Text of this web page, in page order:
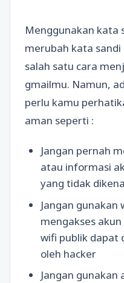
Menggunakan kata
merubah kata
salah satu cara
gmailmu. Namun,
perlu kamu
aman seperti :
Jangan pernah
atau informasi
yang tidak
Jangan gunakan
mengakses
wifi publik dapat
oleh hacker
Jangan